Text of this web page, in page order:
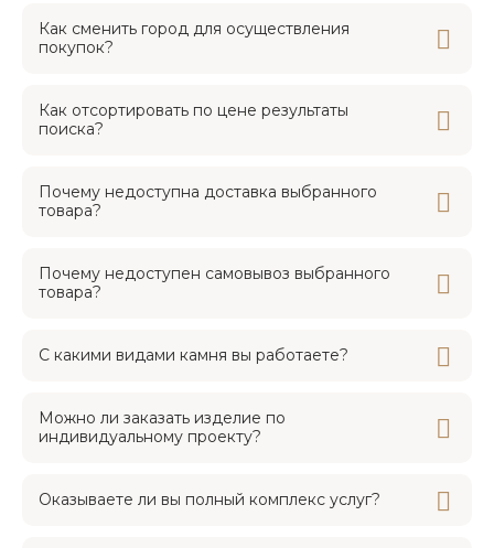
Как сменить город для осуществления
покупок?
Как отсортировать по цене результаты
поиска?
Почему недоступна доставка выбранного
товара?
Почему недоступен самовывоз выбранного
товара?
С какими видами камня вы работаете?
Можно ли заказать изделие по
индивидуальному проекту?
Оказываете ли вы полный комплекс услуг?